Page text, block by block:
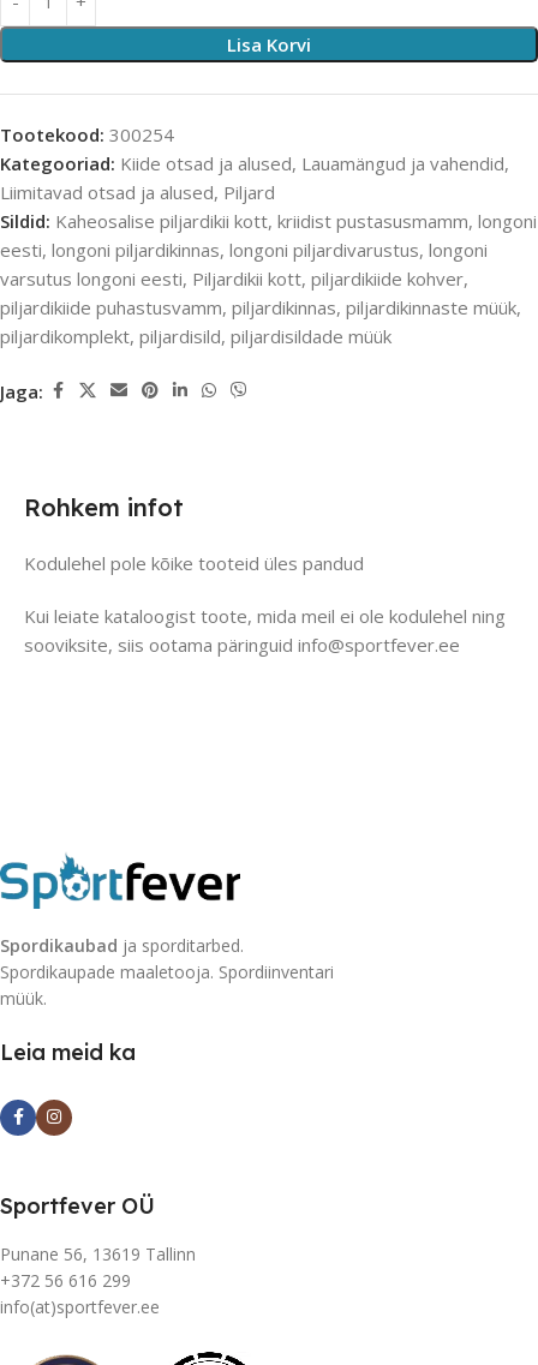
Lisa Korvi
Tootekood: 300254
Kategooriad: Kiide otsad ja alused, Lauamängud ja vahendid,
Liimitavad otsad ja alused, Piljard
Sildid: Kaheosalise piljardikii kott, kriidist pustasusmamm, longoni
eesti, longoni piljardikinnas, longoni piljardivarustus, longoni
varsutus longoni eesti, Piljardikii kott, piljardikiide kohver,
piljardikiide puhastusvamm, piljardikinnas, piljardikinnaste müük,
piljardikomplekt, piljardisild, piljardisildade müük
Jaga:
Rohkem infot
Kodulehel pole kõike tooteid üles pandud
Kui leiate kataloogist toote, mida meil ei ole kodulehel ning
sooviksite, siis ootama päringuid info@sportfever.ee
Spordikaubad ja sporditarbed.
Spordikaupade maaletooja. Spordiinventari
müük.
Leia meid ka
Sportfever OÜ
Punane 56, 13619 Tallinn
+372 56 616 299
info(at)sportfever.ee